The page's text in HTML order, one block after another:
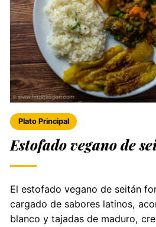
Plato Principal
Estofado vegano de
El estofado vegano de seitán
cargado de sabores latinos,
blanco y tajadas de maduro,